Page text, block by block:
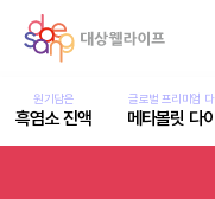
원기담은
흑염소 진액
글로벌 프리미엄
메타볼릿 다